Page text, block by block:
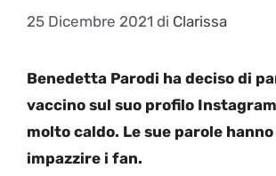
25 Dicembre 2021 di Clarissa
Benedetta Parodi ha deciso di
vaccino sul suo profilo
molto caldo. Le sue parole
impazzire i fan.